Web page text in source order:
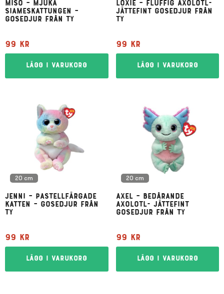
Miso – mjuka
siameskattungen –
gosedjur från Ty
99 kr
Lägg i varukorg
Loxie – fluffig axolotl-
jättefint gosedjur från
Ty
99 kr
Lägg i varukorg
20 cm
Jenni – pastellfärgade
katten – gosedjur från
Ty
99 kr
Lägg i varukorg
20 cm
Axel – bedårande
axolotl- jättefint
gosedjur från Ty
99 kr
Lägg i varukorg